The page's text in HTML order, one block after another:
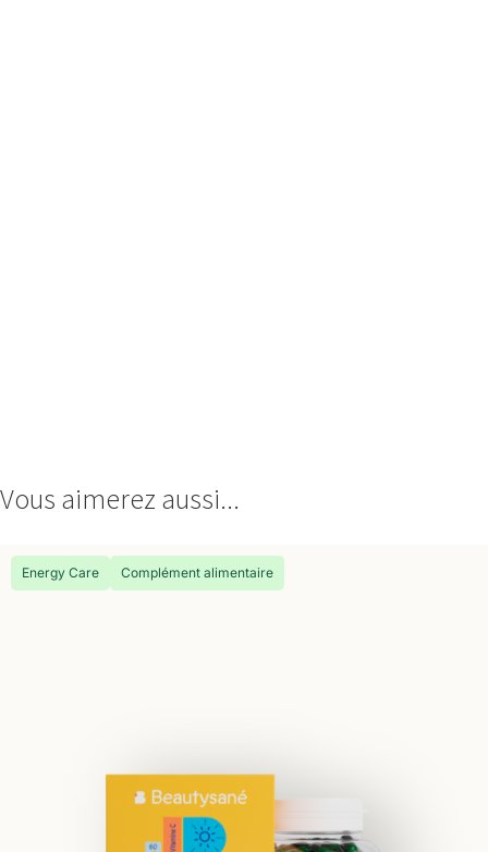
Vous aimerez aussi...
Energy Care Complément alimentaire